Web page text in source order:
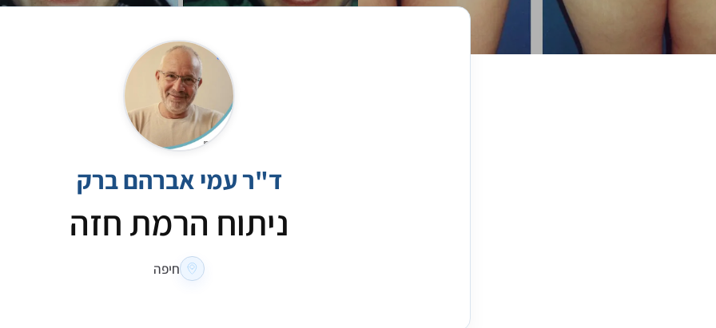
ד"ר עמי אברהם ברק
ניתוח הרמת חזה
חיפה